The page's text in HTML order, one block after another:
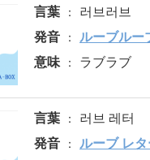
言葉
러브러브
発音
ルーブルー
意味
ラブラブ
言葉
러브 레터
発音
ルーブ レ